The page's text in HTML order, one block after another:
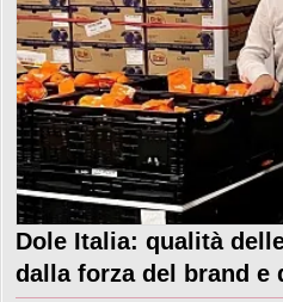
Dole Italia: qualità
dalla forza del brand